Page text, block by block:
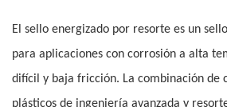
El sello energizado por resorte es un
para aplicaciones con corrosión a alta
difícil y baja fricción. La combinación de
plásticos de ingeniería avanzada y